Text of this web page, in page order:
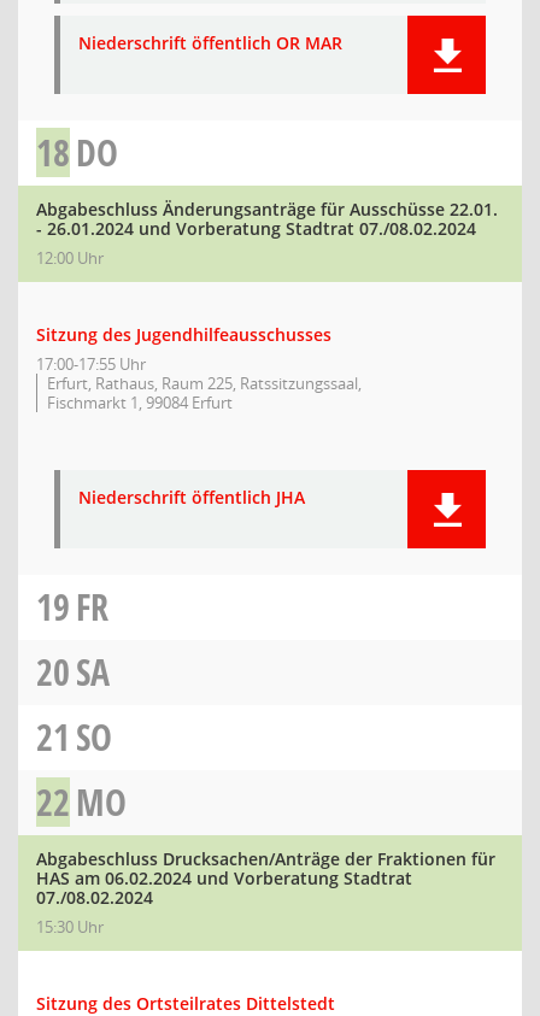
Niederschrift öffentlich OR MAR
18DO
Abgabeschluss Änderungsanträge für Ausschüsse 22.01.
- 26.01.2024 und Vorberatung Stadtrat 07./08.02.2024
12:00 Uhr
Sitzung des Jugendhilfeausschusses
17:00-17:55 Uhr
Erfurt, Rathaus, Raum 225, Ratssitzungssaal,
Fischmarkt 1, 99084 Erfurt
Niederschrift öffentlich JHA
19FR
20SA
21 SO
22MO
Abgabeschluss Drucksachen/Anträge der Fraktionen für
HAS am 06.02.2024 und Vorberatung Stadtrat
07./08.02.2024
15:30 Uhr
Sitzung des Ortsteilrates Dittelstedt